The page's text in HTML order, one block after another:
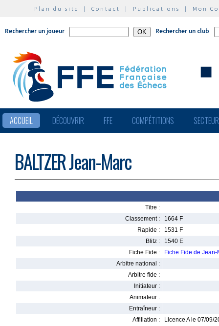
Plan du site | Contact | Publications | Mon
Rechercher un joueur Rechercher un club
ACCUEIL DÉCOUVRIR FFE COMPÉTITIONS
BALTZER Jean-Marc
Titre :
Classement :
1664 F
Rapide :
1531 F
Blitz :
1540 E
Fiche Fide :
Fiche Fide de Jean-
Arbitre national :
Arbitre fide :
Initiateur :
Animateur :
Entraîneur :
Affiliation :
Licence A le 07/09/